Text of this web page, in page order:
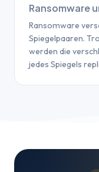
Ransomware
Ransomware
Spiegelpaaren.
werden die
jedes Spiegels